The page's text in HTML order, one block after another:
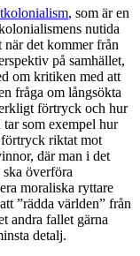
, som är en
nutida
när det kommer från
på samhället,
om kritiken med att
fråga om långsökta
förtryck och hur
som exempel hur
riktat mot
där man i det
överföra
moraliska ryttare
”rädda världen” från
andra fallet gärna
detalj.